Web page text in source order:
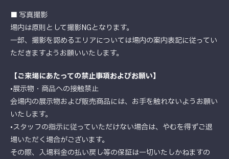
■ 写真撮影
場内は原則として撮影NGとなります。
一部、撮影を認めるエリアについては場内の案内表記に従ってい
ただきますようお願いいたします。
【ご来場にあたっての禁止事項およびお願い】
•展示物・商品への接触禁止
会場内の展示物および販売商品には、お手を触れないようお願い
いたします。
•スタッフの指示に従っていただけない場合は、やむを得ずご退
場いただく場合がございます。
その際、入場料金の払い戻し等の保証は一切いたしかねますの